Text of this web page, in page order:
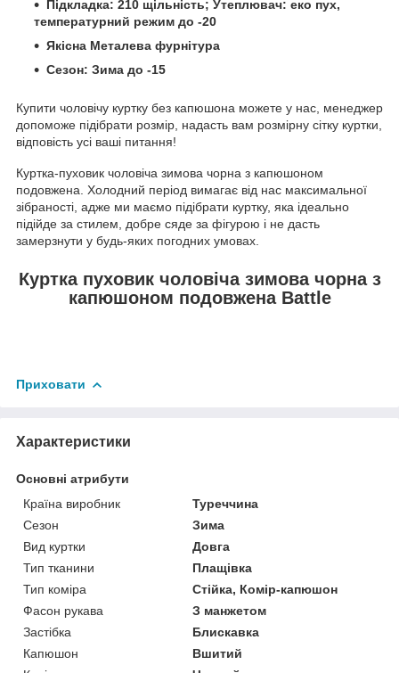
Куртка пуховик чоловіча зимова чорна з
капюшоном подовжена Battle
Куртка-пуховик чоловіча зимова чорна з капюшоном
подовжена. Холодний період вимагає від нас максимальної
зібраності, адже ми маємо підібрати куртку, яка ідеально
підійде за стилем, добре сяде за фігурою і не дасть
замерзнути у будь-яких погодних умовах.
Купити чоловічу куртку без капюшона можете у нас, менеджер
допоможе підібрати розмір, надасть вам розмірну сітку куртки,
відповість усі ваші питання!
Підкладка: 210 щільність; Утеплювач: еко пух,
температурний режим до -20
Якісна Металева фурнітура
Сезон: Зима до -15
Приховати
Характеристики
Основні атрибути
Країна виробник
Туреччина
Сезон
Зима
Вид куртки
Довга
Тип тканини
Плащівка
Тип коміра
Стійка, Комір-капюшон
Фасон рукава
З манжетом
Застібка
Блискавка
Капюшон
Вшитий